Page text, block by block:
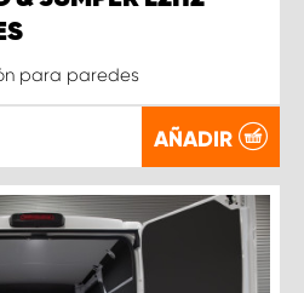
para paredes
AÑADIR